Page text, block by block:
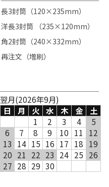
長3封筒（120×235mm）
洋長3封筒 （235×120mm）
角2封筒（240×332mm）
再注文（増刷）
翌月(2026年9月)
日
月 火 水 木 金
土
1
2 3 4
5
6
7 8 9 10 11
12
13 14 15 16 17 18 19
20 21 22 23 24 25 26
27 28 29 30